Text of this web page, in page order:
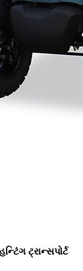
ટ્રાન્સપોર્ટ